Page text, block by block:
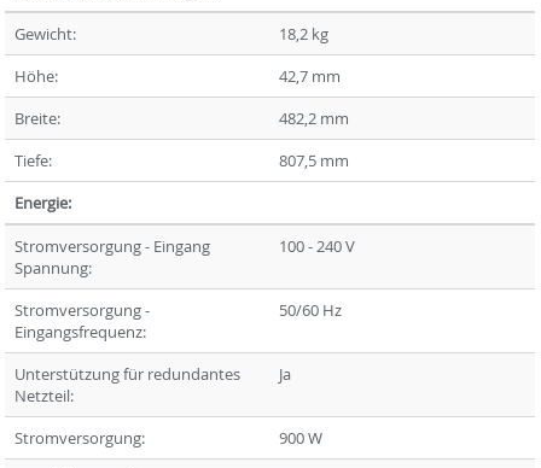
Gewicht:
18,2 kg
Höhe:
42,7 mm
Breite:
482,2 mm
Tiefe:
807,5 mm
Energie:
Stromversorgung - Eingang
Spannung:
100 - 240 V
Stromversorgung -
Eingangsfrequenz:
50/60 Hz
Unterstützung für redundantes
Netzteil:
Ja
Stromversorgung:
900 W